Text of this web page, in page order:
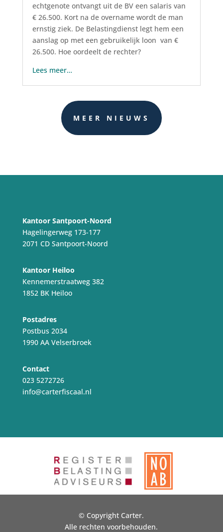
echtgenote ontvangt uit de BV een salaris van
€ 26.500. Kort na de overname wordt de man
ernstig ziek. De Belastingdienst legt hem een
aanslag op met een gebruikelijk loon van €
26.500. Hoe oordeelt de rechter?
Lees meer…
MEER NIEUWS
Kantoor Santpoort-Noord
Hagelingerweg 173-177
2071 CD Santpoort-Noord
Kantoor Heiloo
Kennemerstraatweg 382
1852 BK Heiloo
Postadres
Postbus 2034
1990 AA Velserbroek
Contact
023 5272726
info@carterfiscaal.nl
© Copyright Carter.
Alle rechten voorbehouden.